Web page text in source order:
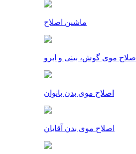
ماشین اصلاح
اصلاح موی گوش، بینی و ابرو
اصلاح موی بدن بانوان
اصلاح موی بدن آقایان